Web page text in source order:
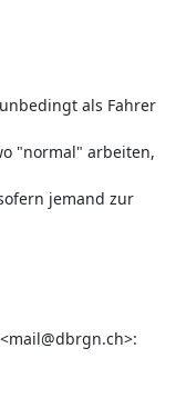
als Fahrer
"normal" arbeiten,
jemand zur